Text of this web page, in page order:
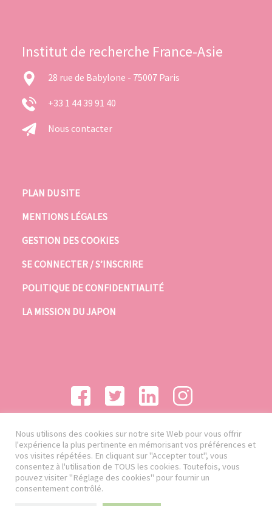
Institut de recherche France-Asie
28 rue de Babylone - 75007 Paris
+33 1 44 39 91 40
Nous contacter
PLAN DU SITE
MENTIONS LÉGALES
GESTION DES COOKIES
SE CONNECTER / S’INSCRIRE
POLITIQUE DE CONFIDENTIALITÉ
LA MISSION DU JAPON
Nous utilisons des cookies sur notre site Web pour vous offrir
l'expérience la plus pertinente en mémorisant vos préférences et
vos visites répétées. En cliquant sur "Accepter tout", vous
consentez à l'utilisation de TOUS les cookies. Toutefois, vous
pouvez visiter "Réglage des cookies" pour fournir un
consentement contrôlé.